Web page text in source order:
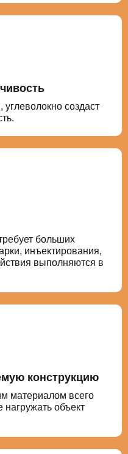
создаст
больших
инъектирования,
выполняются в
конструкцию
материалом всего
нагружать объект